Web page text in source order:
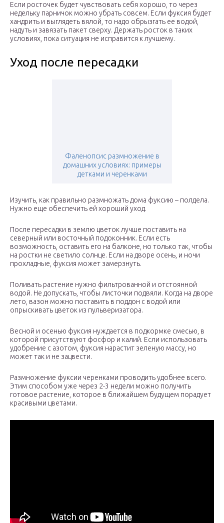
Если росточек будет чувствовать себя хорошо, то через
недельку парничок можно убрать совсем. Если фуксия будет
хандрить и выглядеть вялой, то надо обрызгать ее водой,
надуть и завязать пакет сверху. Держать росток в таких
условиях, пока ситуация не исправится к лучшему.
Уход после пересадки
Фаленопсис размножение в
домашних условиях: примеры
детками и черенками
Изучить, как правильно размножать дома фуксию – полдела.
Нужно еще обеспечить ей хороший уход.
После пересадки в землю цветок лучше поставить на
северный или восточный подоконник. Если есть
возможность, оставить его на балконе, но только так, чтобы
на ростки не светило солнце. Если на дворе осень, и ночи
прохладные, фуксия может замерзнуть.
Поливать растение нужно фильтрованной и отстоянной
водой. Не допускать, чтобы листочки подвяли. Когда на дворе
лето, вазон можно поставить в поддон с водой или
опрыскивать цветок из пульверизатора.
Весной и осенью фуксия нуждается в подкормке смесью, в
которой присутствуют фосфор и калий. Если использовать
удобрение с азотом, фуксия нарастит зеленую массу, но
может так и не зацвести.
Размножение фуксии черенками проводить удобнее всего.
Этим способом уже через 2-3 недели можно получить
готовое растение, которое в ближайшем будущем порадует
красивыми цветами.